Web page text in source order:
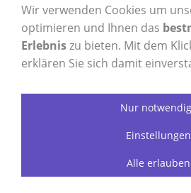
Datenschutz
VERTRAG
profilzylinder-shop.de
seit 2003
Wir verwenden Cookies um
optimieren und Ihnen das
Erlebniszu bieten. Mit dem
erklären Sie sich damit
Nur
Einstellungen
Alle erlauben